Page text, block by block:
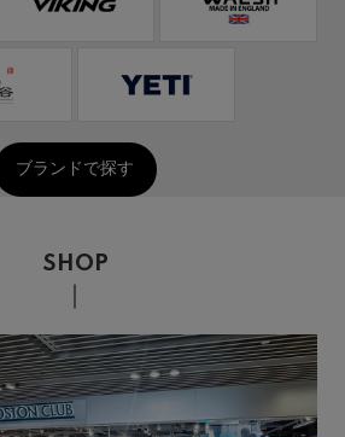
ブランドで探す
SHOP